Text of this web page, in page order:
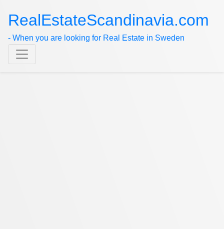
RealEstateScandinavia.com
- When you are looking for Real Estate in Sweden